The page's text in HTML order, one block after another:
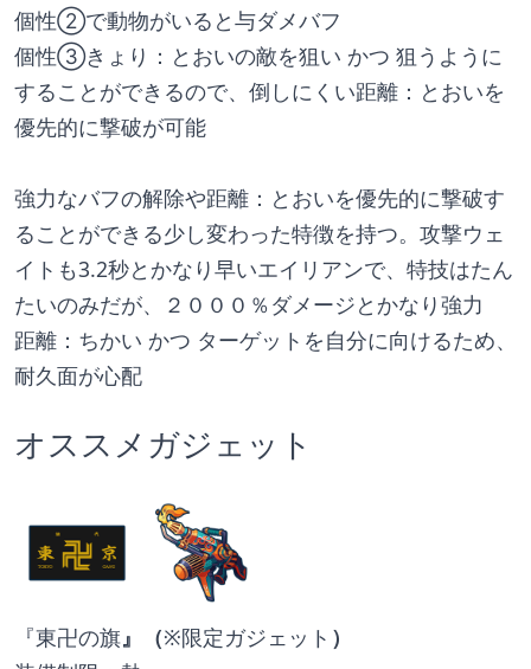
個性②で動物がいると与ダメバフ
個性③きょり：とおいの敵を狙い かつ 狙うように
することができるので、倒しにくい距離：とおいを
優先的に撃破が可能
強力なバフの解除や距離：とおいを優先的に撃破す
ることができる少し変わった特徴を持つ。攻撃ウェ
イトも3.2秒とかなり早いエイリアンで、特技はたん
たいのみだが、２０００％ダメージとかなり強力
距離：ちかい かつ ターゲットを自分に向けるため、
耐久面が心配
オススメガジェット
『東卍の旗』（※限定ガジェット ）